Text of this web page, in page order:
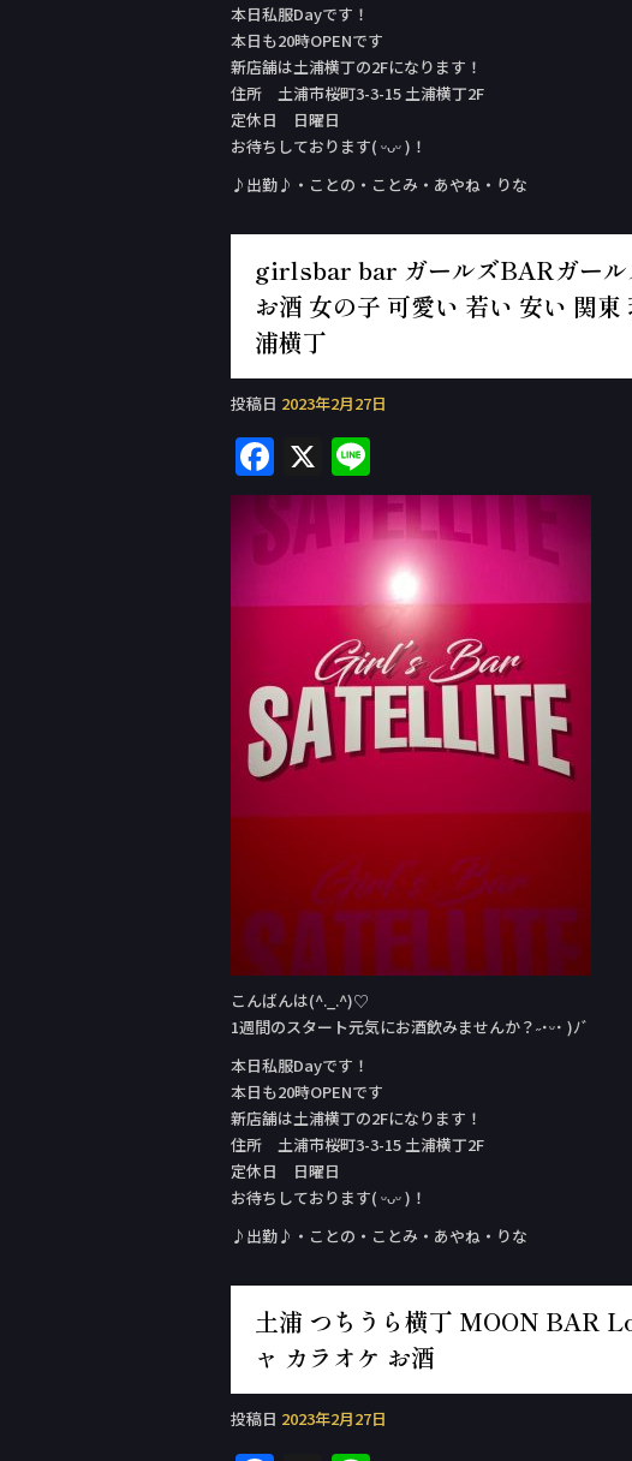
本日私服Day‬です！
本日も20時OPENです
新店舗は土浦横丁の2Fになります！
住所 土浦市桜町3-3-15 土浦横丁2F
定休日 日曜日
お待ちしております( ᵕᴗᵕ )！
♪出勤♪・ことの・ことみ・あやね・りな
girlsbar bar ガールズBARガール
お酒 女の子 可愛い 若い 安い 関
浦横丁
投稿日 2023年2月27日
F
a
c
e
b
o
k
X
n
e
こんばんは(^._.^)♡
1週間のスタート元気にお酒飲みませんか？˶˙ᵕ˙ )ﾉﾞ
本日私服Day‬です！
本日も20時OPENです
新店舗は土浦横丁の2Fになります！
住所 土浦市桜町3-3-15 土浦横丁2F
定休日 日曜日
お待ちしております( ᵕᴗᵕ )！
♪出勤♪・ことの・ことみ・あやね・りな
土浦 つちうら横丁 MOON BAR
ャ カラオケ お酒
投稿日 2023年2月27日